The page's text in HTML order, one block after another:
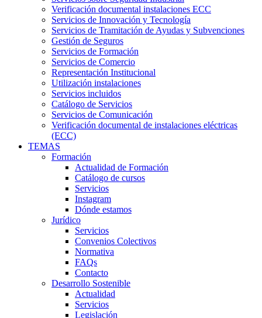
Verificación documental instalaciones ECC
Servicios de Innovación y Tecnología
Servicios de Tramitación de Ayudas y Subvenciones
Gestión de Seguros
Servicios de Formación
Servicios de Comercio
Representación Institucional
Utilización instalaciones
Servicios incluidos
Catálogo de Servicios
Servicios de Comunicación
Verificación documental de instalaciones eléctricas
(ECC)
TEMAS
Formación
Actualidad de Formación
Catálogo de cursos
Servicios
Instagram
Dónde estamos
Jurídico
Servicios
Convenios Colectivos
Normativa
FAQs
Contacto
Desarrollo Sostenible
Actualidad
Servicios
Legislación